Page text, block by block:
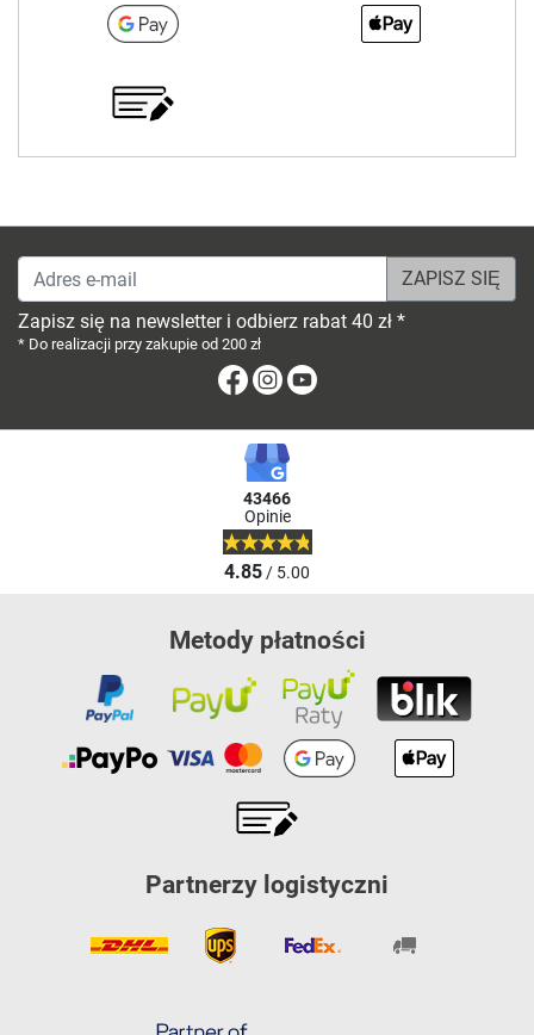
Adres e-mail
Zapisz się na newsletter i odbierz rabat 40 zł *
* Do realizacji przy zakupie od 200 zł
FacebookInstagram
43466
Opinie
4.85/ 5.00
Metody płatności
Partnerzy logistyczni